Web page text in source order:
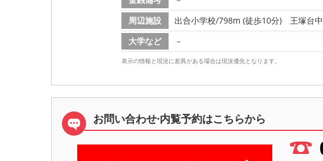
周辺施設
出合小学校/798m (徒歩10分) 王塚台
大学など
－
表示の情報と現況に差異がある場合は現況優先となります。
お問い合わせ·内覧予約はこちらから